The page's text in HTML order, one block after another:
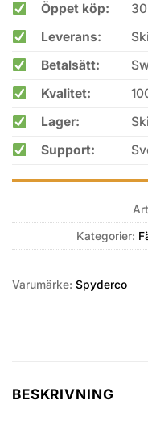
Öppet köp:
Leverans:
Betalsätt:
Kvalitet:
Lager:
Support:
Kategorier:
Varumärke: Spyderco
BESKRIVNING